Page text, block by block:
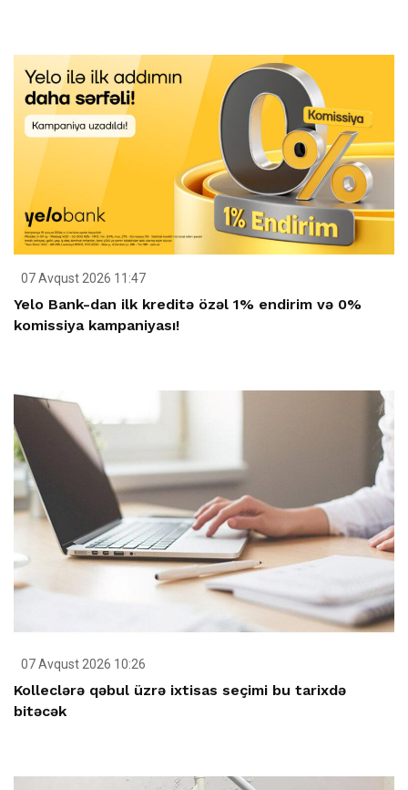
07 Avqust 2026 11:47
Yelo Bank-dan ilk kreditə özəl 1% endirim və 0%
komissiya kampaniyası!
07 Avqust 2026 10:26
Kolleclərə qəbul üzrə ixtisas seçimi bu tarixdə
bitəcək